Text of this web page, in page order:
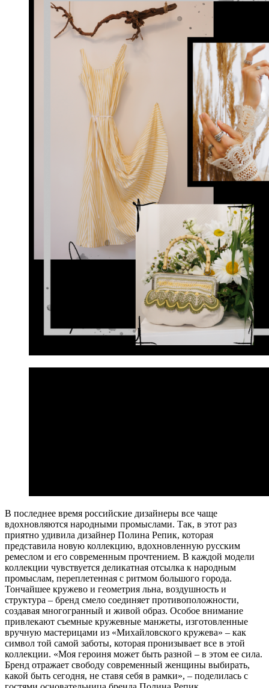
В последнее время российские дизайнеры все чаще
вдохновляются народными промыслами. Так, в этот раз
приятно удивила дизайнер Полина Репик, которая
представила новую коллекцию, вдохновленную русским
ремеслом и его современным прочтением. В каждой модели
коллекции чувствуется деликатная отсылка к народным
промыслам, переплетенная с ритмом большого города.
Тончайшее кружево и геометрия льна, воздушность и
структура – бренд смело соединяет противоположности,
создавая многогранный и живой образ. Особое внимание
привлекают съемные кружевные манжеты, изготовленные
вручную мастерицами из «Михайловского кружева» – как
символ той самой заботы, которая пронизывает все в этой
коллекции. «Моя героиня может быть разной – в этом ее сила.
Бренд отражает свободу современный женщины выбирать,
какой быть сегодня, не ставя себя в рамки», – поделилась с